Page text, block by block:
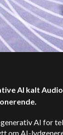
AI kalt
AI for
om AI-